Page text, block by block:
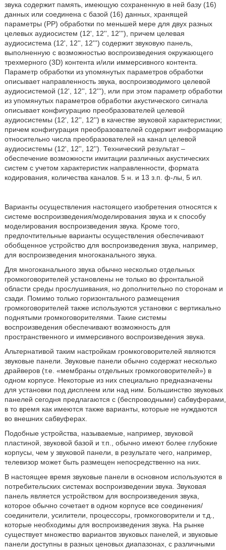
звука содержит память, имеющую сохраненную в ней базу (16)
данных или соединена с базой (16) данных, хранящей
параметры (PP) обработки по меньшей мере для двух разных
целевых аудиосистем (12', 12'', 12'''), причем целевая
аудиосистема (12', 12'', 12''') содержит звуковую панель,
выполненную с возможностью воспроизведения окружающего
трехмерного (3D) контента и/или иммерсивного контента.
Параметр обработки из упомянутых параметров обработки
описывает направленность звука, воспроизводимого целевой
аудиосистемой (12', 12'', 12'''), или при этом параметр обработки
из упомянутых параметров обработки акустического сигнала
описывает конфигурацию преобразователей целевой
аудиосистемы (12', 12'', 12'') в качестве звуковой характеристики;
причем конфигурация преобразователей содержит информацию
относительно числа преобразователей на канал целевой
аудиосистемы (12', 12'', 12''). Технический результат –
обеспечение возможности имитации различных акустических
систем с учетом характеристик направленности, формата
кодирования, количества каналов. 5 н. и 13 з.п. ф-лы, 5 ил.
Варианты осуществления настоящего изобретения относятся к
системе воспроизведения/моделирования звука и к способу
моделирования воспроизведения звука. Кроме того,
предпочтительные варианты осуществления обеспечивают
обобщенное устройство для воспроизведения звука, например,
для воспроизведения многоканального звука.
Для многоканального звука обычно несколько отдельных
громкоговорителей установлены не только во фронтальной
области среды прослушивания, но дополнительно по сторонам и
сзади. Помимо только горизонтального размещения
громкоговорителей также используются установки с вертикально
поднятыми громкоговорителями. Такие системы
воспроизведения обеспечивают возможность для
пространственного и иммерсивного воспроизведения звука.
Альтернативой таким настройкам громкоговорителей являются
звуковые панели. Звуковые панели обычно содержат несколько
драйверов (т.е. «мембраны отдельных громкоговорителей») в
одном корпусе. Некоторые из них специально предназначены
для установки под дисплеем или над ним. Большинство звуковых
панелей сегодня предлагаются с (беспроводными) сабвуферами,
в то время как имеются также варианты, которые не нуждаются
во внешних сабвуферах.
Подобные устройства, называемые, например, звуковой
пластиной, звуковой базой и т.п., обычно имеют более глубокие
корпусы, чем у звуковой панели, в результате чего, например,
телевизор может быть размещен непосредственно на них.
В настоящее время звуковые панели в основном используются в
потребительских системах воспроизведении звука. Звуковая
панель является устройством для воспроизведения звука,
которое обычно сочетает в одном корпусе все соединения/
соединители, усилители, процессоры, громкоговорители и т.д.,
которые необходимы для воспроизведения звука. На рынке
существует множество вариантов звуковых панелей, и звуковые
панели доступны в разных ценовых диапазонах, с различными